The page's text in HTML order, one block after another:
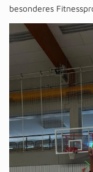
besonderes